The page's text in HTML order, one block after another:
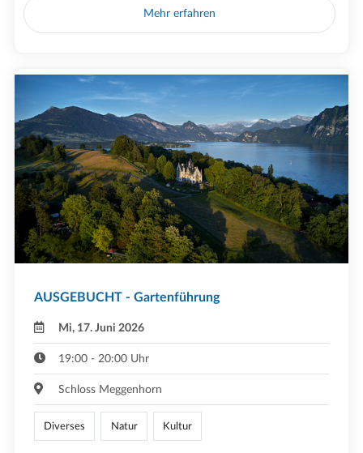
Mehr erfahren
AUSGEBUCHT - Gartenführung
Mi, 17. Juni 2026
19:00 - 20:00 Uhr
Schloss Meggenhorn
Diverses Natur Kultur